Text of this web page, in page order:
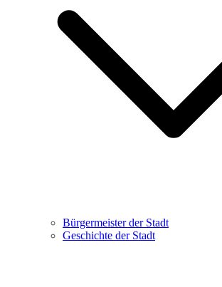
Bürgermeister der Stadt
Geschichte der Stadt